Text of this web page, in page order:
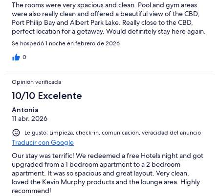
The rooms were very spacious and clean. Pool and gym areas
were also really clean and offered a beautiful view of the CBD,
Port Philip Bay and Albert Park Lake. Really close to the CBD,
perfect location for a getaway. Would definitely stay here again.
Se hospedó 1 noche en febrero de 2026
0
Opinión verificada
10/10 Excelente
Antonia
11 abr. 2026
Le gustó: Limpieza, check-in, comunicación, veracidad del anuncio
Traducir con Google
Our stay was terrific! We redeemed a free Hotels night and got
upgraded from a 1 bedroom apartment to a 2 bedroom
apartment. It was so spacious and great layout. Very clean,
loved the Kevin Murphy products and the lounge area. Highly
recommend!